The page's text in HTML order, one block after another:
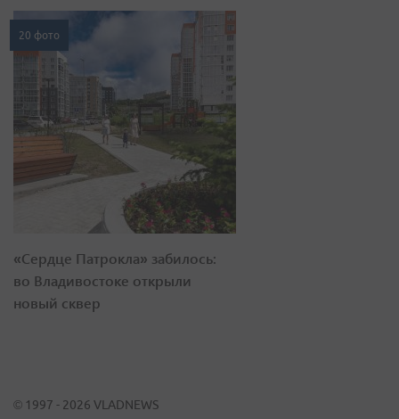
20 фото
«Сердце Патрокла» забилось:
во Владивостоке открыли
новый сквер
© 1997 - 2026 VLADNEWS